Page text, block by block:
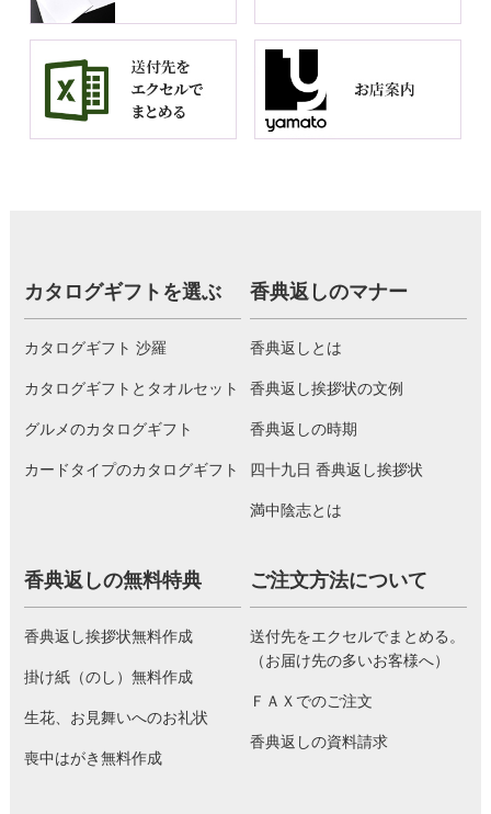
カタログギフトを選ぶ
カタログギフト 沙羅
カタログギフトとタオルセット
グルメのカタログギフト
カードタイプのカタログギフト
香典返しのマナー
香典返しとは
香典返し挨拶状の文例
香典返しの時期
四十九日 香典返し挨拶状
満中陰志とは
香典返しの無料特典
香典返し挨拶状無料作成
掛け紙（のし）無料作成
生花、お見舞いへのお礼状
喪中はがき無料作成
ご注文方法について
送付先をエクセルでまとめる。
（お届け先の多いお客様へ）
ＦＡＸでのご注文
香典返しの資料請求